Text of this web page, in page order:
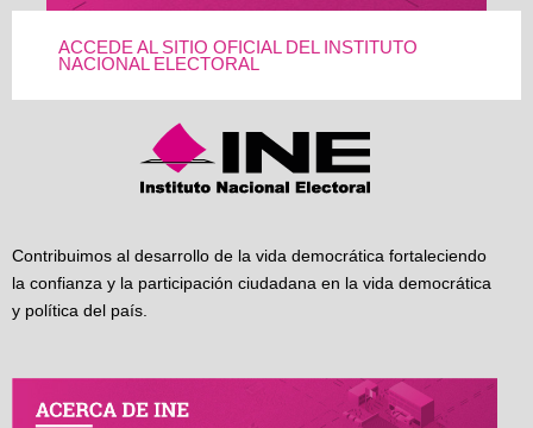
ACCEDE AL SITIO OFICIAL DEL INSTITUTO
NACIONAL ELECTORAL
Contribuimos al desarrollo de la vida democrática fortaleciendo
la confianza y la participación ciudadana en la vida democrática
y política del país.